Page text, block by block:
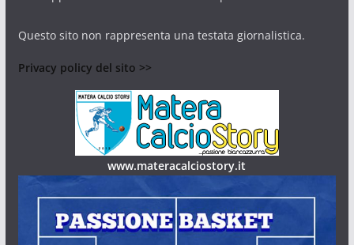
Questo sito non rappresenta una testata giornalistica.
Privacy policy del sito >>
www.materacalciostory.it